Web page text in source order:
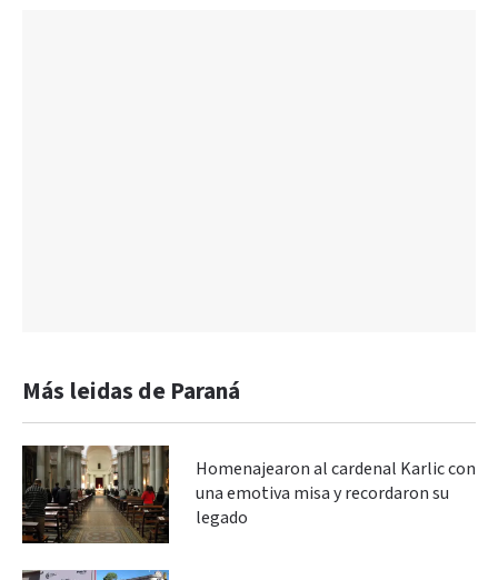
Más leidas de Paraná
Homenajearon al cardenal Karlic con
una emotiva misa y recordaron su
legado